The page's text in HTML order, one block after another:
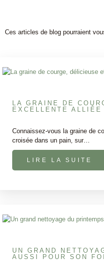
Ces articles de blog pourraient
LA GRAINE DE
EXCELLENTE
Connaissez-vous la graine de
croisée dans un pain, sur…
LIRE LA SUITE
UN GRAND
AUSSI POUR SON